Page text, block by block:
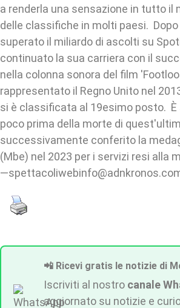
a renderla una sensazione in tutto il
delle classifiche in molti paesi.
superato il miliardo di ascolti su
continuato la sua carriera con il
nella colonna sonora del film
rappresentato il Regno Unito nel
si è classificata al 19esimo posto.
poco prima della morte di
successivamente conferito la
(Mbe) nel 2023 per i servizi resi alla
📲 Ricevi gratis le notizie di
Iscriviti al nostro canale
aggiornato su notizie e